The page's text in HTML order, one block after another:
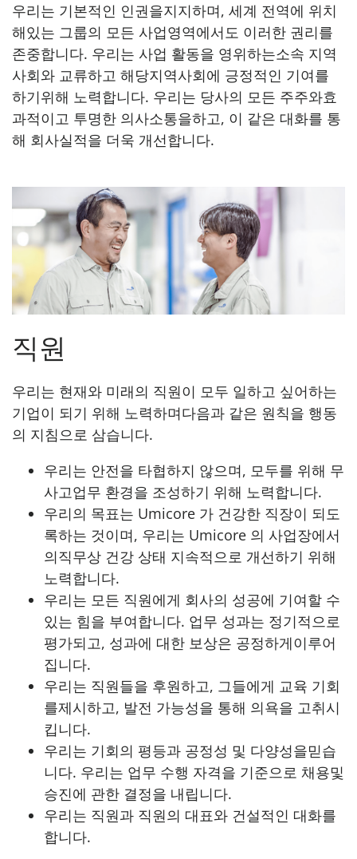
우리는 기본적인 인권을지지하며, 세계 전역에 위치
해있는 그룹의 모든 사업영역에서도 이러한 권리를
존중합니다. 우리는 사업 활동을 영위하는소속 지역
사회와 교류하고 해당지역사회에 긍정적인 기여를
하기위해 노력합니다. 우리는 당사의 모든 주주와효
과적이고 투명한 의사소통을하고, 이 같은 대화를 통
해 회사실적을 더욱 개선합니다.
직원
우리는 현재와 미래의 직원이 모두 일하고 싶어하는
기업이 되기 위해 노력하며다음과 같은 원칙을 행동
의 지침으로 삼습니다.
우리는 안전을 타협하지 않으며, 모두를 위해 무
사고업무 환경을 조성하기 위해 노력합니다.
우리의 목표는 Umicore 가 건강한 직장이 되도
록하는 것이며, 우리는 Umicore 의 사업장에서
의직무상 건강 상태 지속적으로 개선하기 위해
노력합니다.
우리는 모든 직원에게 회사의 성공에 기여할 수
있는 힘을 부여합니다. 업무 성과는 정기적으로
평가되고, 성과에 대한 보상은 공정하게이루어
집니다.
우리는 직원들을 후원하고, 그들에게 교육 기회
를제시하고, 발전 가능성을 통해 의욕을 고취시
킵니다.
우리는 기회의 평등과 공정성 및 다양성을믿습
니다. 우리는 업무 수행 자격을 기준으로 채용및
승진에 관한 결정을 내립니다.
우리는 직원과 직원의 대표와 건설적인 대화를
합니다.